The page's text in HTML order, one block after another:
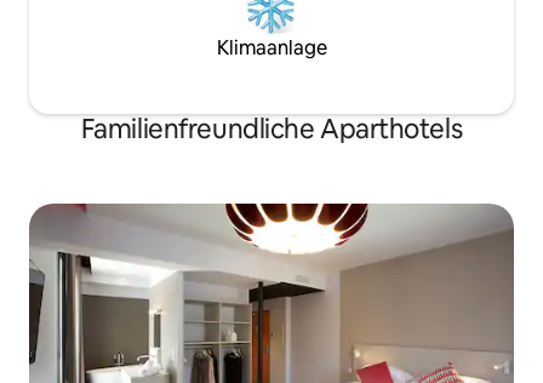
Klimaanlage
Familienfreundliche Aparthotels